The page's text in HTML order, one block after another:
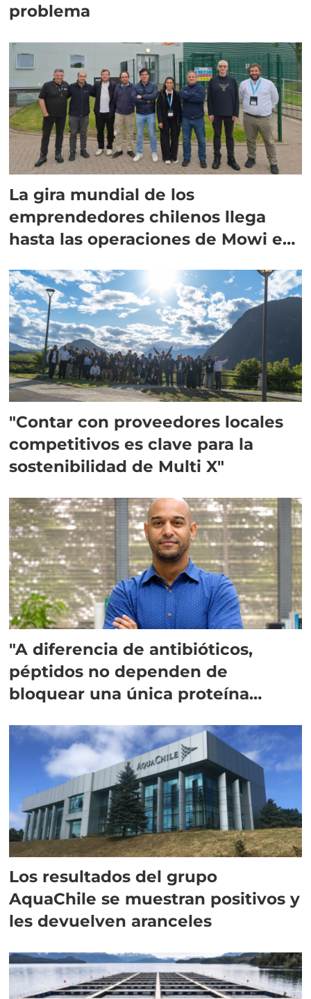
problema
La gira mundial de los
emprendedores chilenos llega
hasta las operaciones de Mowi en
"Contar con proveedores locales
competitivos es clave para la
sostenibilidad de Multi X"
"A diferencia de antibióticos,
péptidos no dependen de
bloquear una única proteína
Los resultados del grupo
AquaChile se muestran positivos y
les devuelven aranceles